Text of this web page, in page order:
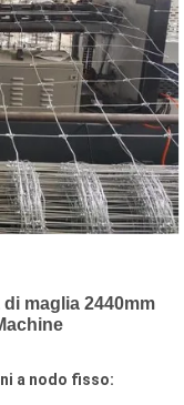
maglia 2440mm
a nodo fisso: